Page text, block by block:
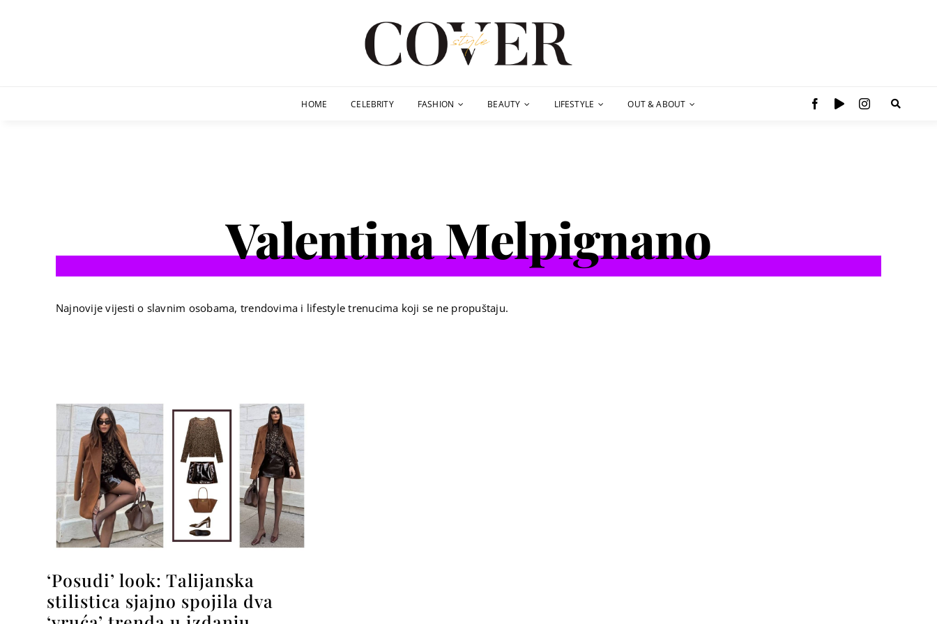
HOME CELEBRITY FASHION BEAUTY LIFESTYLE OUT & ABOUT
Valentina Melpignano
Najnovije vijesti o slavnim osobama, trendovima i lifestyle trenucima koji se ne propuštaju.
‘Posudi’ look: Talijanska
stilistica sjajno spojila dva